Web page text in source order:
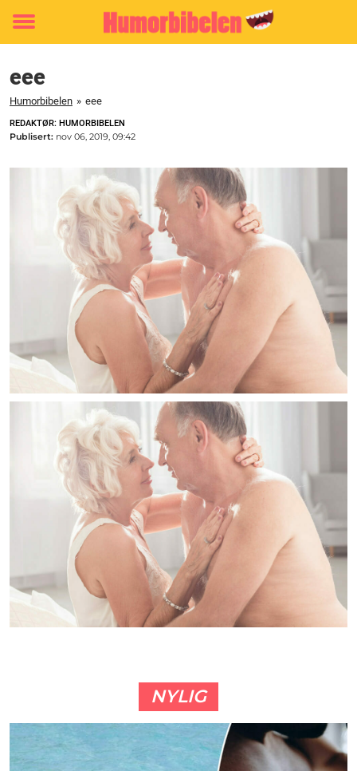
Toggle
eee
Humorbibelen » eee
REDAKTØR: HUMORBIBELEN
Publisert: nov 06, 2019, 09:42
NYLIG